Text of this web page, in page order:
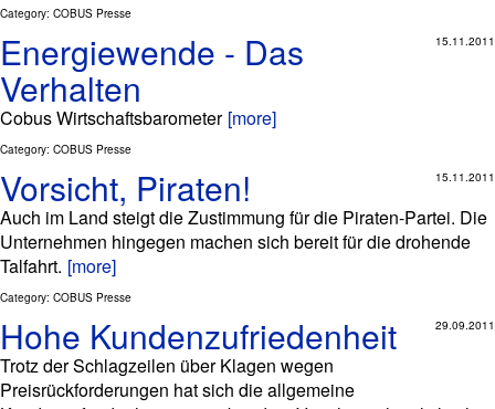
Category: COBUS Presse
15.11.2011
Energiewende - Das
Verhalten
Cobus Wirtschaftsbarometer [more]
Category: COBUS Presse
15.11.2011
Vorsicht, Piraten!
Auch im Land steigt die Zustimmung für die Piraten-Partei. Die
Unternehmen hingegen machen sich bereit für die drohende
Talfahrt. [more]
Category: COBUS Presse
29.09.2011
Hohe Kundenzufriedenheit
Trotz der Schlagzeilen über Klagen wegen
Preisrückforderungen hat sich die allgemeine